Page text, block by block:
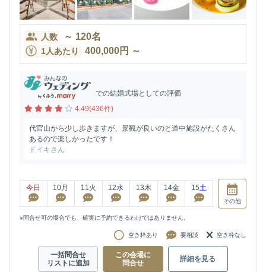
人数 ～ 120名
1人あたり 400,000円 ～
での結婚式場としての評価
4.49(436件)
代官山から少し歩きますが、景観が良いのと道中施設がたくさん
あるので楽しかったです！
ドイキさん
今日 10月 11火 12水 13木 14金 15土
その他
※問合せ可の場合でも、確実に予約できるわけではありません。
空き枠あり 要相談 空き枠なし
一括問合せ
リストに追加
この会場に
問合せ
詳細を見る